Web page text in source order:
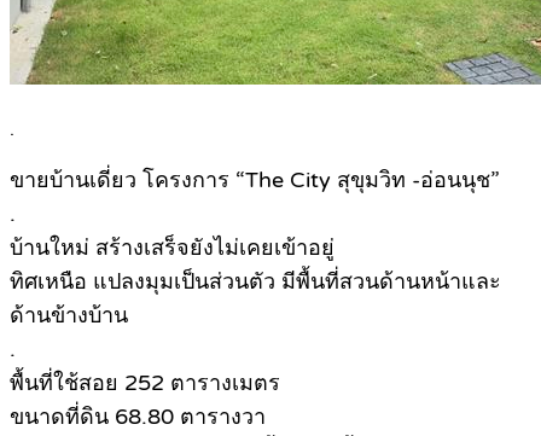
.
ขายบ้านเดี่ยว โครงการ “The City สุขุมวิท -อ่อนนุช”
.
บ้านใหม่ สร้างเสร็จยังไม่เคยเข้าอยู่
ทิศเหนือ แปลงมุมเป็นส่วนตัว มีพื้นที่สวนด้านหน้าและ
ด้านข้างบ้าน
.
พื้นที่ใช้สอย 252 ตารางเมตร
ขนาดที่ดิน 68.80 ตารางวา